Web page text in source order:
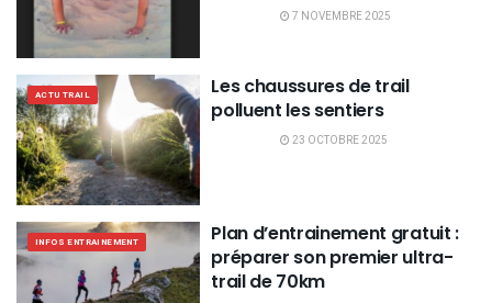
7 NOVEMBRE 2025
ACTU TRAIL
Les chaussures de trail
polluent les sentiers
23 OCTOBRE 2025
INFOS ENTRAINEMENT
Plan d’entrainement gratuit :
préparer son premier ultra-
trail de 70km